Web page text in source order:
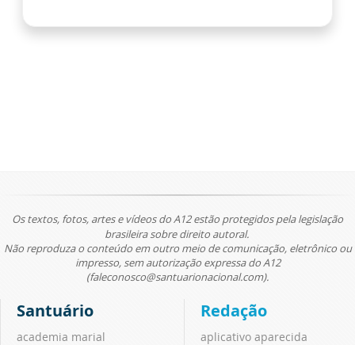
Os textos, fotos, artes e vídeos do A12 estão protegidos pela legislação
brasileira sobre direito autoral.
Não reproduza o conteúdo em outro meio de comunicação, eletrônico ou
impresso, sem autorização expressa do A12
(faleconosco@santuarionacional.com).
Santuário
academia marial
Redação
aplicativo aparecida